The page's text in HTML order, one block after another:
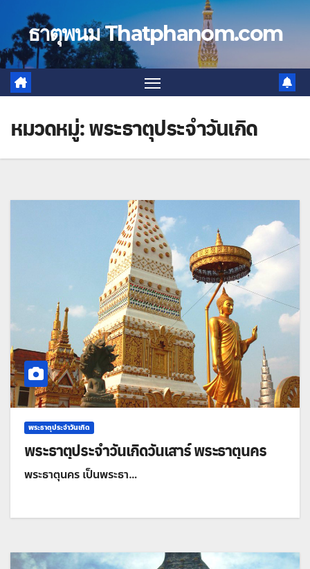
contentธาตุพนม Thatphanom.com
หมวดหมู่:พระธาตุประจำวันเกิด
พระธาตุประจำวันเกิด
พระธาตุประจำวันเกิดวันเสาร์ พระธาตุนคร
พระธาตุนคร เป็นพระธา…